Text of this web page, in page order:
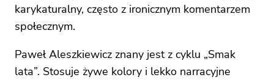
karykaturalny, często z ironicznym komentarzem
społecznym.
Paweł Aleszkiewicz znany jest z cyklu „Smak
lata”. Stosuje żywe kolory i lekko narracyjne